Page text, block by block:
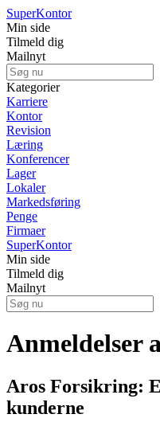
SuperKontor
Min side
Tilmeld dig
Mailnyt
Kategorier
Karriere
Kontor
Revision
Læring
Konferencer
Lager
Lokaler
Markedsføring
Penge
Firmaer
SuperKontor
Min side
Tilmeld dig
Mailnyt
Anmeldelser
Aros Forsikring:
kunderne